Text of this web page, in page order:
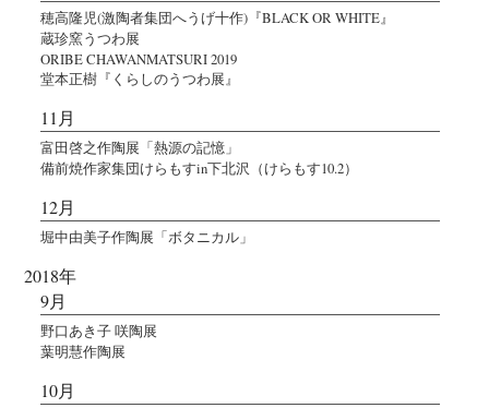
穂高隆児(激陶者集団へうげ十作)『BLACK OR WHITE』
蔵珍窯うつわ展
ORIBE CHAWANMATSURI 2019
堂本正樹『くらしのうつわ展』
11月
富田啓之作陶展「熱源の記憶」
備前焼作家集団けらもすin下北沢（けらもす10.2）
12月
堀中由美子作陶展「ボタニカル」
2018年
9月
野口あき子 咲陶展
葉明慧作陶展
10月